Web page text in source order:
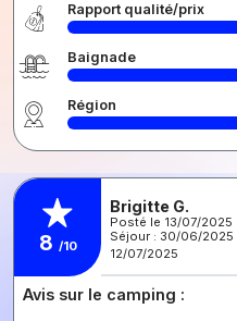
Rapport qualité/prix
Baignade
Région
8 /10
Brigitte G.
Posté le 13/07/2025
Séjour : 30/06/2025
12/07/2025
Avis sur le camping :